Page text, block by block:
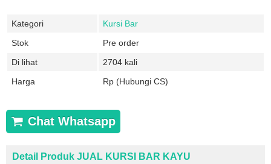
Kategori
Kursi Bar
Stok
Pre order
Di lihat
2704 kali
Harga
Rp (Hubungi CS)
Chat Whatsapp
Detail Produk JUAL KURSI BAR KAYU